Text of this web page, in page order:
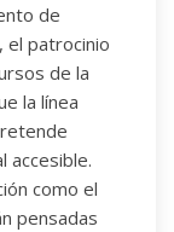
de
el patrocinio
de la
la línea
accesible.
como el
pensadas